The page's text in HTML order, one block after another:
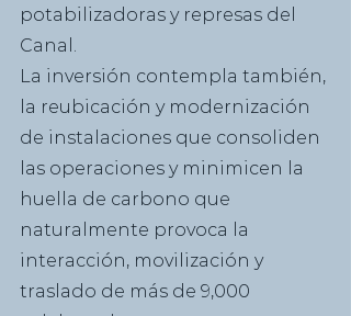
potabilizadoras y represas del
Canal.
La inversión contempla también,
la reubicación y modernización
de instalaciones que consoliden
las operaciones y minimicen la
huella de carbono que
naturalmente provoca la
interacción, movilización y
traslado de más de 9,000